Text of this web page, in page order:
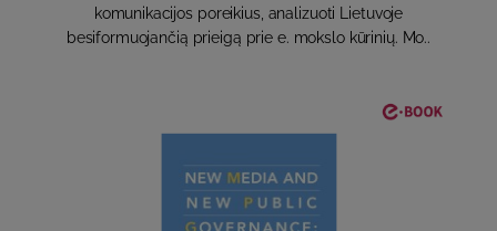
komunikacijos poreikius, analizuoti Lietuvoje
besiformuojančią prieigą prie e. mokslo kūrinių. Mo..